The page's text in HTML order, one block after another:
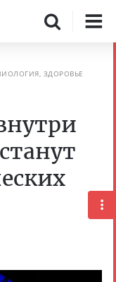
ЗДОРОВЬЕ